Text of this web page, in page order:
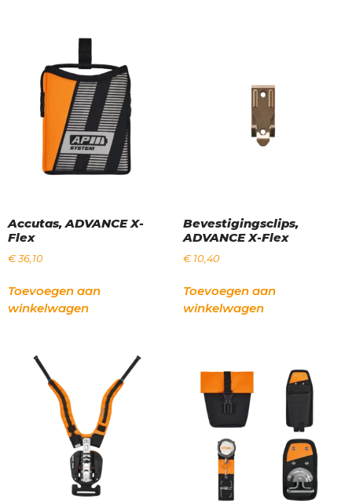
Accutas, ADVANCE X-
Flex
€36,10
Toevoegen aan
winkelwagen
Bevestigingsclips,
ADVANCE X-Flex
€10,40
Toevoegen aan
winkelwagen